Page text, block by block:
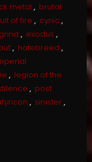
metal , brutal
of fire , cynic,
, exodus ,
, hatebreed ,
, legion of the
, post
, sinister,